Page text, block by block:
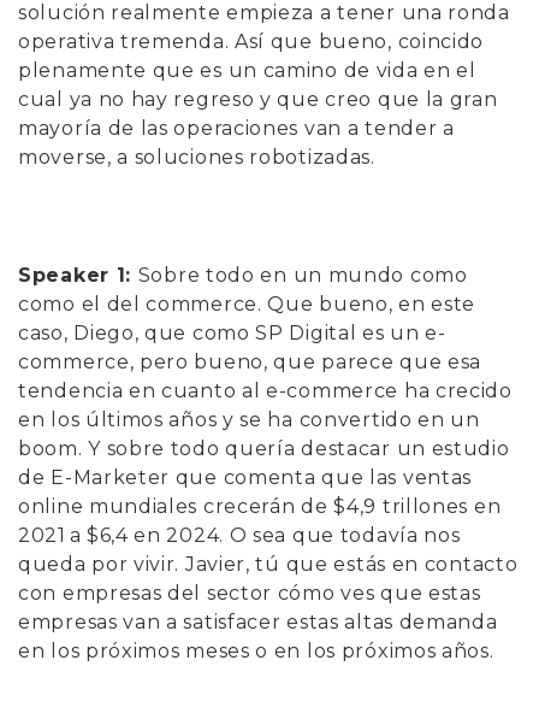
solución realmente empieza a tener una ronda
operativa tremenda. Así que bueno, coincido
plenamente que es un camino de vida en el
cual ya no hay regreso y que creo que la gran
mayoría de las operaciones van a tender a
moverse, a soluciones robotizadas.
Speaker 1: Sobre todo en un mundo como
como el del commerce. Que bueno, en este
caso, Diego, que como SP Digital es un e-
commerce, pero bueno, que parece que esa
tendencia en cuanto al e-commerce ha crecido
en los últimos años y se ha convertido en un
boom. Y sobre todo quería destacar un estudio
de E-Marketer que comenta que las ventas
online mundiales crecerán de $4,9 trillones en
2021 a $6,4 en 2024. O sea que todavía nos
queda por vivir. Javier, tú que estás en contacto
con empresas del sector cómo ves que estas
empresas van a satisfacer estas altas demanda
en los próximos meses o en los próximos años.